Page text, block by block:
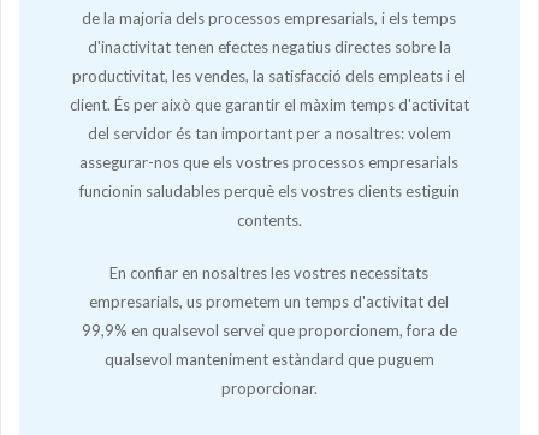
de la majoria dels processos empresarials, i els temps
d'inactivitat tenen efectes negatius directes sobre la
productivitat, les vendes, la satisfacció dels empleats i el
client. És per això que garantir el màxim temps d'activitat
del servidor és tan important per a nosaltres: volem
assegurar-nos que els vostres processos empresarials
funcionin saludables perquè els vostres clients estiguin
contents.
En confiar en nosaltres les vostres necessitats
empresarials, us prometem un temps d'activitat del
99,9% en qualsevol servei que proporcionem, fora de
qualsevol manteniment estàndard que puguem
proporcionar.